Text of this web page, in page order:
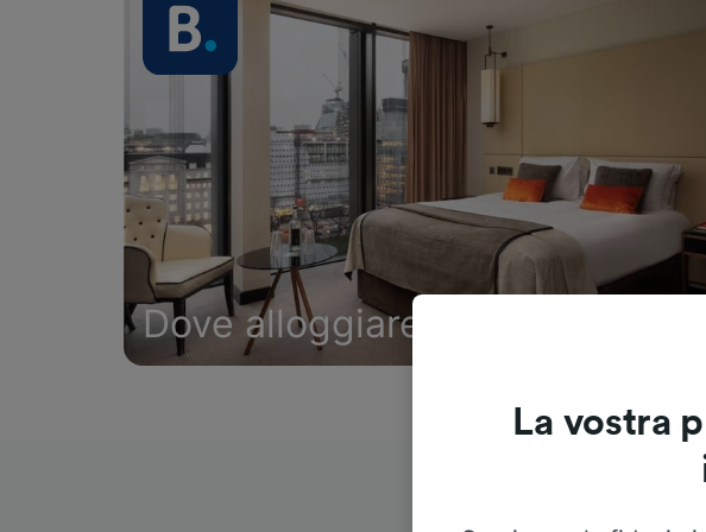
Dove alloggiare
Le
La vostra